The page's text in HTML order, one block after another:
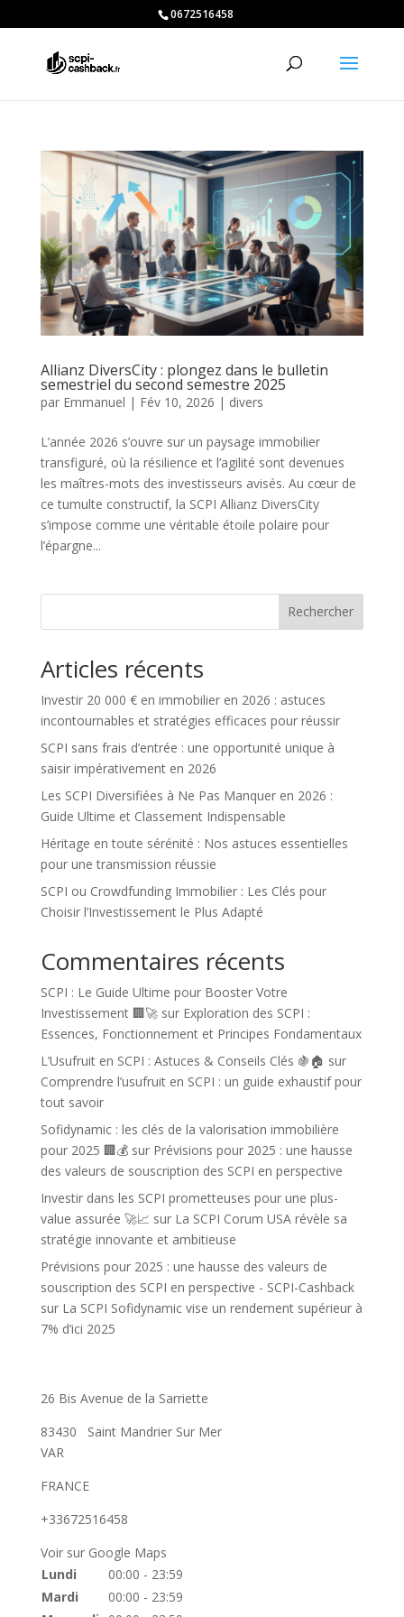
0672516458
Allianz DiversCity : plongez dans le bulletin
semestriel du second semestre 2025
par Emmanuel | Fév 10, 2026 | divers
L’année 2026 s’ouvre sur un paysage immobilier
transfiguré, où la résilience et l’agilité sont devenues
les maîtres-mots des investisseurs avisés. Au cœur de
ce tumulte constructif, la SCPI Allianz DiversCity
s’impose comme une véritable étoile polaire pour
l’épargne...
Rechercher
Articles récents
Investir 20 000 € en immobilier en 2026 : astuces
incontournables et stratégies efficaces pour réussir
SCPI sans frais d’entrée : une opportunité unique à
saisir impérativement en 2026
Les SCPI Diversifiées à Ne Pas Manquer en 2026 :
Guide Ultime et Classement Indispensable
Héritage en toute sérénité : Nos astuces essentielles
pour une transmission réussie
SCPI ou Crowdfunding Immobilier : Les Clés pour
Choisir l’Investissement le Plus Adapté
Commentaires récents
SCPI : Le Guide Ultime pour Booster Votre
Investissement 🏢🚀sur Exploration des SCPI :
Essences, Fonctionnement et Principes Fondamentaux
L’Usufruit en SCPI : Astuces & Conseils Clés 🍇🏠 sur
Comprendre l’usufruit en SCPI : un guide exhaustif pour
tout savoir
Sofidynamic : les clés de la valorisation immobilière
pour 2025 🏢💰sur Prévisions pour 2025 : une hausse
des valeurs de souscription des SCPI en perspective
Investir dans les SCPI prometteuses pour une plus-
value assurée 🚀📈 sur La SCPI Corum USA révèle sa
stratégie innovante et ambitieuse
Prévisions pour 2025 : une hausse des valeurs de
souscription des SCPI en perspective - SCPI-Cashback
sur La SCPI Sofidynamic vise un rendement supérieur à
7% d’ici 2025
26 Bis Avenue de la Sarriette
83430
Saint Mandrier Sur Mer
VAR
FRANCE
+33672516458
Voir sur Google Maps
Lundi
00:00 - 23:59
Mardi
00:00 - 23:59